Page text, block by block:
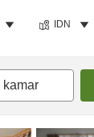
IDN
kamar